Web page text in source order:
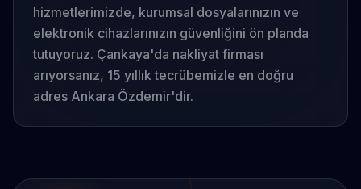
hizmetlerimizde, kurumsal dosyalarınızın ve
elektronik cihazlarınızın güvenliğini ön planda
tutuyoruz. Çankaya'da nakliyat firması
arıyorsanız, 15 yıllık tecrübemizle en doğru
adres Ankara Özdemir'dir.